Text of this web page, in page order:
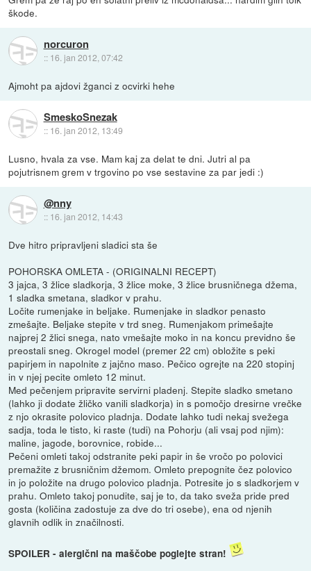
škode.
norcuron
:: 16. jan 2012, 07:42
Ajmoht pa ajdovi žganci z ocvirki hehe
SmeskoSnezak
:: 16. jan 2012, 13:49
Lusno, hvala za vse. Mam kaj za delat te dni. Jutri al pa
pojutrisnem grem v trgovino po vse sestavine za par jedi :)
@nny
:: 16. jan 2012, 14:43
Dve hitro pripravljeni sladici sta še
POHORSKA OMLETA - (ORIGINALNI RECEPT)
3 jajca, 3 žlice sladkorja, 3 žlice moke, 3 žlice brusničnega džema,
1 sladka smetana, sladkor v prahu.
Ločite rumenjake in beljake. Rumenjake in sladkor penasto
zmešajte. Beljake stepite v trd sneg. Rumenjakom primešajte
najprej 2 žlici snega, nato vmešajte moko in na koncu previdno še
preostali sneg. Okrogel model (premer 22 cm) obložite s peki
papirjem in napolnite z jajčno maso. Pečico ogrejte na 220 stopinj
in v njej pecite omleto 12 minut.
Med pečenjem pripravite servirni pladenj. Stepite sladko smetano
(lahko ji dodate žličko vanili sladkorja) in s pomočjo dresirne vrečke
z njo okrasite polovico pladnja. Dodate lahko tudi nekaj svežega
sadja, toda le tisto, ki raste (tudi) na Pohorju (ali vsaj pod njim):
maline, jagode, borovnice, robide...
Pečeni omleti takoj odstranite peki papir in še vročo po polovici
premažite z brusničnim džemom. Omleto prepognite čez polovico
in jo položite na drugo polovico pladnja. Potresite jo s sladkorjem v
prahu. Omleto takoj ponudite, saj je to, da tako sveža pride pred
gosta (količina zadostuje za dve do tri osebe), ena od njenih
glavnih odlik in značilnosti.
SPOILER - alergični na maščobe poglejte stran!